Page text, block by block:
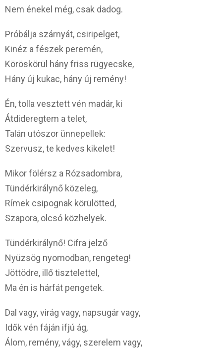
Nem énekel még, csak dadog.
Próbálja szárnyát, csiripelget,
Kinéz a fészek peremén,
Köröskörül hány friss rügyecske,
Hány új kukac, hány új remény!
Én, tolla vesztett vén madár, ki
Átdideregtem a telet,
Talán utószor ünnepellek:
Szervusz, te kedves kikelet!
Mikor fölérsz a Rózsadombra,
Tündérkirálynő közeleg,
Rímek csipognak körülötted,
Szapora, olcsó közhelyek.
Tündérkirálynő! Cifra jelző
Nyüzsög nyomodban, rengeteg!
Jöttödre, illő tisztelettel,
Ma én is hárfát pengetek.
Dal vagy, virág vagy, napsugár vagy,
Idők vén fáján ifjú ág,
Álom, remény, vágy, szerelem vagy,